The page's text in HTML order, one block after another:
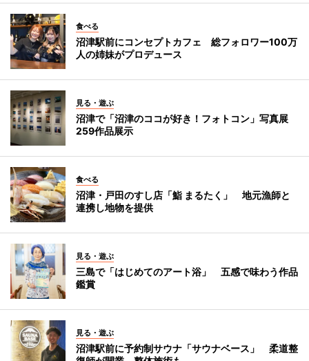
食べる
沼津駅前にコンセプトカフェ 総フォロワー100万
人の姉妹がプロデュース
見る・遊ぶ
沼津で「沼津のココが好き！フォトコン」写真展
259作品展示
食べる
沼津・戸田のすし店「鮨 まるたく」 地元漁師と
連携し地物を提供
見る・遊ぶ
三島で「はじめてのアート浴」 五感で味わう作品
鑑賞
見る・遊ぶ
沼津駅前に予約制サウナ「サウナベース」 柔道整